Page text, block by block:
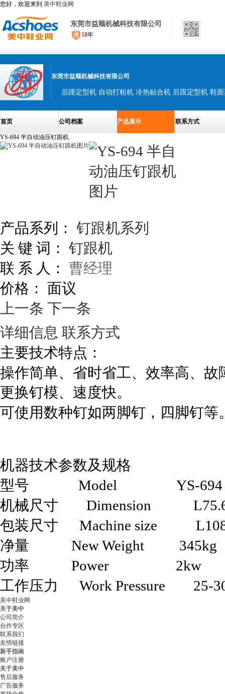
您好，欢迎来到 美中鞋业网
东莞市益顺机械科技有限公司
18年
东莞市益顺机械科技有限公司
后踵定型机 自动打粗机 冷热贴合机 后跟定型机 鞋
首页 公司档案 产品展示 联系方式
YS-694 半自动油压钉跟机
产品系列： 钉跟机系列
关 键 词： 钉跟机
联 系 人： 曹经理
价格： 面议
上一条 下一条
详细信息 联系方式
主要技术特点：
操作简单、省时省工、效率高、故
更换钉模、速度快。
可使用数种钉如两脚钉，四脚钉等
机器技术参数及规格
型号 Model YS-694
机械尺寸 Dimension
包装尺寸 Machine size
净量 New Weight 345kg
功率 Power 2kw
工作压力 Work Pressure 25-
美中鞋业网
关于美中
公司简介
合作专区
联系我们
友情链接
新手指南
账户注册
关于美中
售后服务
广告服务